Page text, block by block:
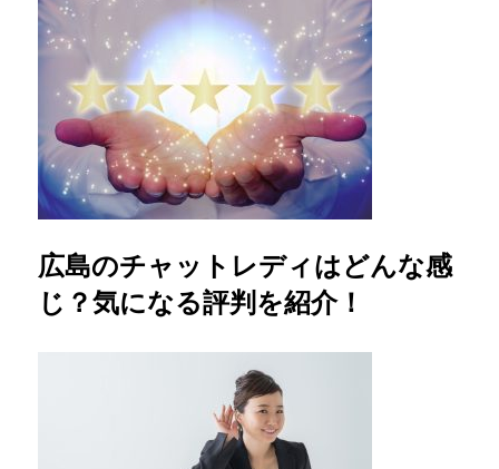
広島のチャットレディはどんな感
じ？気になる評判を紹介！